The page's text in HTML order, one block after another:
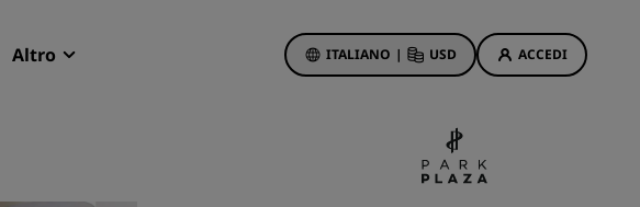
Altro ITALIANO | USD ACCEDI
Offerte di hotel